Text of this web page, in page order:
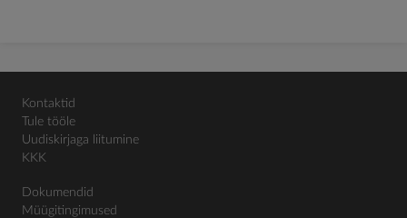
Kontaktid
Tule tööle
Uudiskirjaga liitumine
KKK
Dokumendid
Müügitingimused